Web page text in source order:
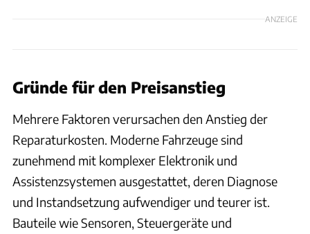
ANZEIGE
Gründe für den Preisanstieg
Mehrere Faktoren verursachen den Anstieg der
Reparaturkosten. Moderne Fahrzeuge sind
zunehmend mit komplexer Elektronik und
Assistenzsystemen ausgestattet, deren Diagnose
und Instandsetzung aufwendiger und teurer ist.
Bauteile wie Sensoren, Steuergeräte und